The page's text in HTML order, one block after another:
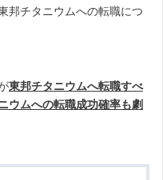
邦チタニウムへの転職につ
東邦チタニウムへ転職すべ
ウムへの転職成功確率も劇